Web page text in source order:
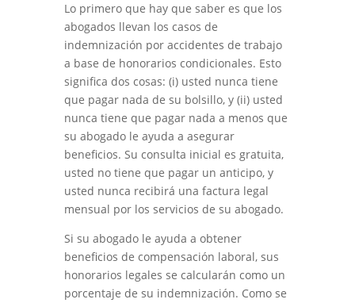
Lo primero que hay que saber es que los
abogados llevan los casos de
indemnización por accidentes de trabajo
a base de honorarios condicionales. Esto
significa dos cosas: (i) usted nunca tiene
que pagar nada de su bolsillo, y (ii) usted
nunca tiene que pagar nada a menos que
su abogado le ayuda a asegurar
beneficios. Su consulta inicial es gratuita,
usted no tiene que pagar un anticipo, y
usted nunca recibirá una factura legal
mensual por los servicios de su abogado.
Si su abogado le ayuda a obtener
beneficios de compensación laboral, sus
honorarios legales se calcularán como un
porcentaje de su indemnización. Como se